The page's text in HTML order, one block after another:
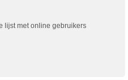
lijst met online gebruikers